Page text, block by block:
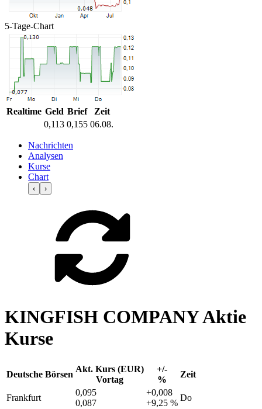
5-Tage-Chart
Realtime Geld Brief
Zeit
0,113 0,155 06.08.
Nachrichten
Analysen
Kurse
Chart
‹ ›
KINGFISH COMPANY Aktie
Kurse
Deutsche Börsen
Akt. Kurs (EUR)
Vortag
+/-
%
Zeit
Frankfurt
0,095
0,087
+0,008
+9,25 %
Do